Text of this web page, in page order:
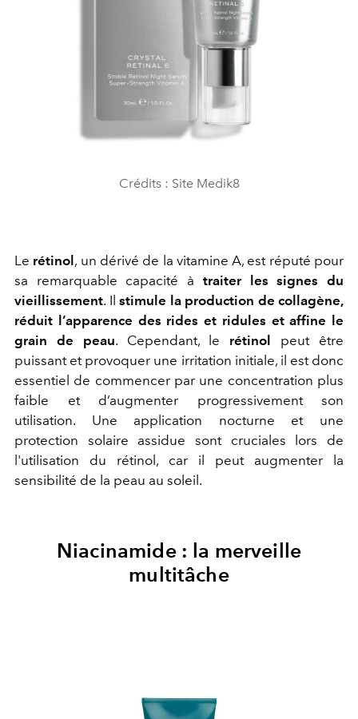
Crédits : Site Medik8
Le rétinol, un dérivé de la vitamine A, est réputé pour
sa remarquable capacité à traiter les signes du
vieillissement. Il stimule la production de collagène,
réduit l’apparence des rides et ridules et affine le
grain de peau. Cependant, le rétinol peut être
puissant et provoquer une irritation initiale, il est donc
essentiel de commencer par une concentration plus
faible et d’augmenter progressivement son
utilisation. Une application nocturne et une
protection solaire assidue sont cruciales lors de
l'utilisation du rétinol, car il peut augmenter la
sensibilité de la peau au soleil.
Niacinamide : la merveille
multitâche